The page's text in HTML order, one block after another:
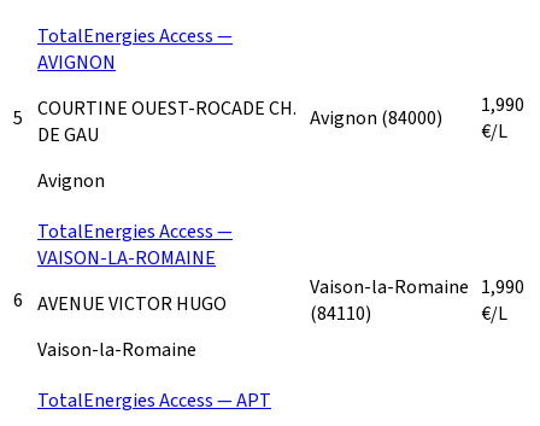
5
TotalEnergies Access —
AVIGNON
COURTINE OUEST-ROCADE CH.
DE GAU
Avignon
Avignon (84000)
1,990
€/L
6
TotalEnergies Access —
VAISON-LA-ROMAINE
AVENUE VICTOR HUGO
Vaison-la-Romaine
Vaison-la-Romaine
(84110)
1,990
€/L
TotalEnergies Access — APT